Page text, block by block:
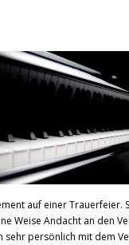
auf einer Trauerfeier.
Weise Andacht an den
sehr persönlich mit dem